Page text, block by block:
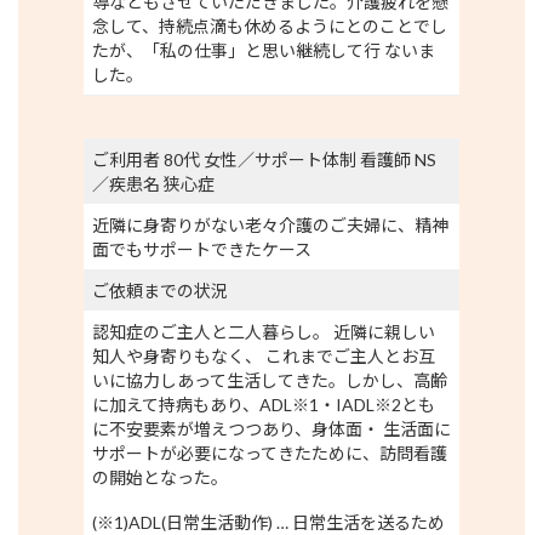
念して、持続点滴も休めるようにとのことでし
たが、「私の仕事」と思い継続して行 ないま
した。
ご利用者 80代 女性／サポート体制 看護師 NS
／疾患名 狭心症
近隣に身寄りがない老々介護のご夫婦に、精神
面でもサポートできたケース
ご依頼までの状況
認知症のご主人と二人暮らし。 近隣に親しい
知人や身寄りもなく、 これまでご主人とお互
いに協力しあって生活してきた。しかし、高齢
に加えて持病もあり、ADL※1・IADL※2とも
に不安要素が増えつつあり、身体面・ 生活面に
サポートが必要になってきたために、訪問看護
の開始となった。
(※1)ADL(日常生活動作) … 日常生活を送るため